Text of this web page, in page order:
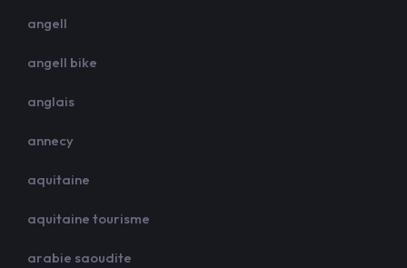
angell
angell bike
anglais
annecy
aquitaine
aquitaine tourisme
arabie saoudite